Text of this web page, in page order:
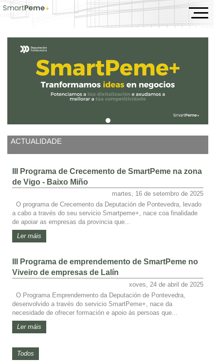
Inicio
ACTUALIDADE
III Programa de Crecemento de SmartPeme na zona
de Vigo - Baixo Miño
martes, 16 de setembro de 2025
O programa de Crecemento da Deputación de Pontevedra, levado
a cabo a través do seu servicio Smartpeme+, nace coa finalidade
de apoiar as empresas da provincia que...
Ler máis
III Programa de emprendemento de SmartPeme no
Viveiro de empresas de Lalín
xoves, 24 de abril de 2025
O Programa Emprendemento da Deputación de Pontevedra,
desenvolvido a través do servicio SmartPeme+, nace da
necesidade de ofrecer formación e apoio ás persoas que...
Ler máis
Todos